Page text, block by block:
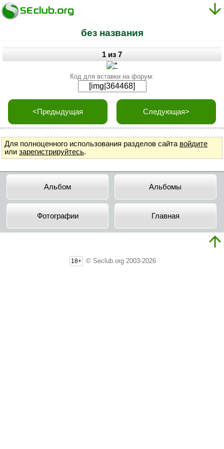
без названия
1 из 7
Код для вставки на форум:
<Предыдущая Следующая>
Для полноценного использования разделов сайта войдите
или зарегистрируйтесь.
Альбом Альбомы
Фотографии Главная
18+ © Seclub.org 2003-2026